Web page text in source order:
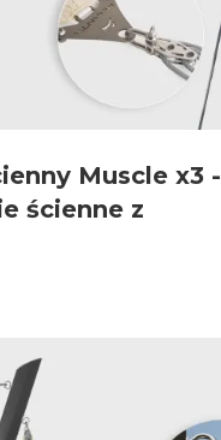
Muscle x3 -
ścienne z